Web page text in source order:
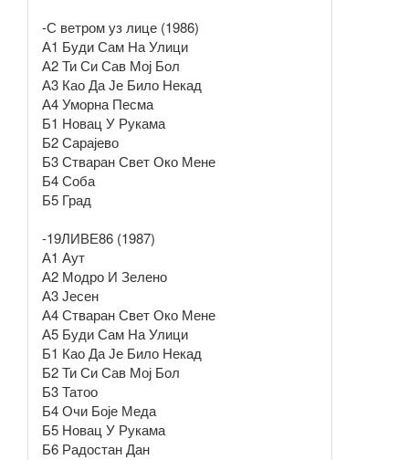
-С ветром уз лице (1986)
А1 Буди Сам На Улици
А2 Ти Си Сав Мој Бол
А3 Као Да Је Било Некад
А4 Уморна Песма
Б1 Новац У Рукама
Б2 Сарајево
Б3 Стваран Свет Око Мене
Б4 Соба
Б5 Град
-19ЛИВЕ86 (1987)
А1 Аут
А2 Модро И Зелено
А3 Јесен
А4 Стваран Свет Око Мене
А5 Буди Сам На Улици
Б1 Као Да Је Било Некад
Б2 Ти Си Сав Мој Бол
Б3 Татоо
Б4 Очи Боје Меда
Б5 Новац У Рукама
Б6 Радостан Дан